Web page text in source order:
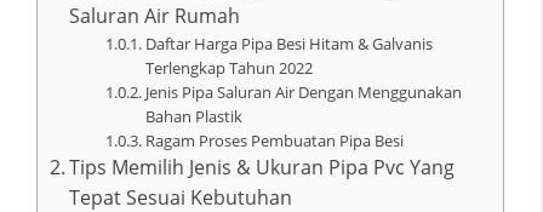
Saluran Air Rumah
Daftar Harga Pipa Besi Hitam & Galvanis
Terlengkap Tahun 2022
Jenis Pipa Saluran Air Dengan Menggunakan
Bahan Plastik
Ragam Proses Pembuatan Pipa Besi
Tips Memilih Jenis & Ukuran Pipa Pvc Yang
Tepat Sesuai Kebutuhan